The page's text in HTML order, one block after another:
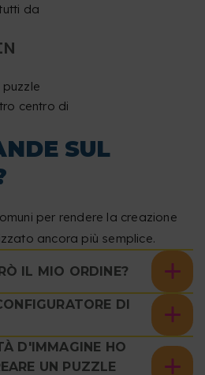
da
centro di
SUL
per rendere la creazione
ancora più semplice.
IL MIO ORDINE?
DI
D'IMMAGINE HO
UN PUZZLE